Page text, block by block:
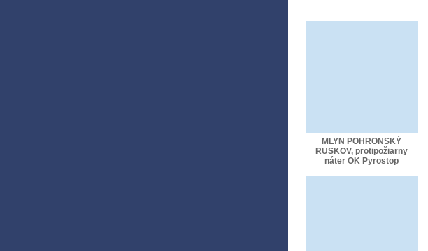
MLYN POHRONSKÝ
RUSKOV, protipožiarny
náter OK Pyrostop